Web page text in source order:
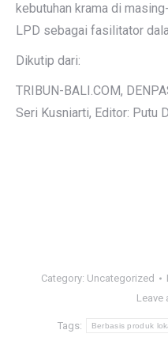
kebutuhan krama di
LPD sebagai fasilitator
Dikutip dari:
TRIBUN-BALI.COM,
Seri Kusniarti, Editor: Putu
Category: Uncategorized
Leave
Tags: Berbasis produk